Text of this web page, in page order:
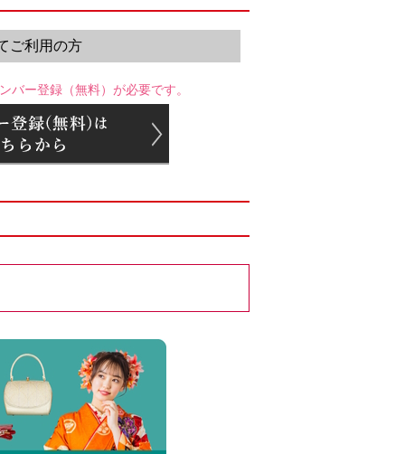
ご利用の方
バー登録（無料）が必要です。